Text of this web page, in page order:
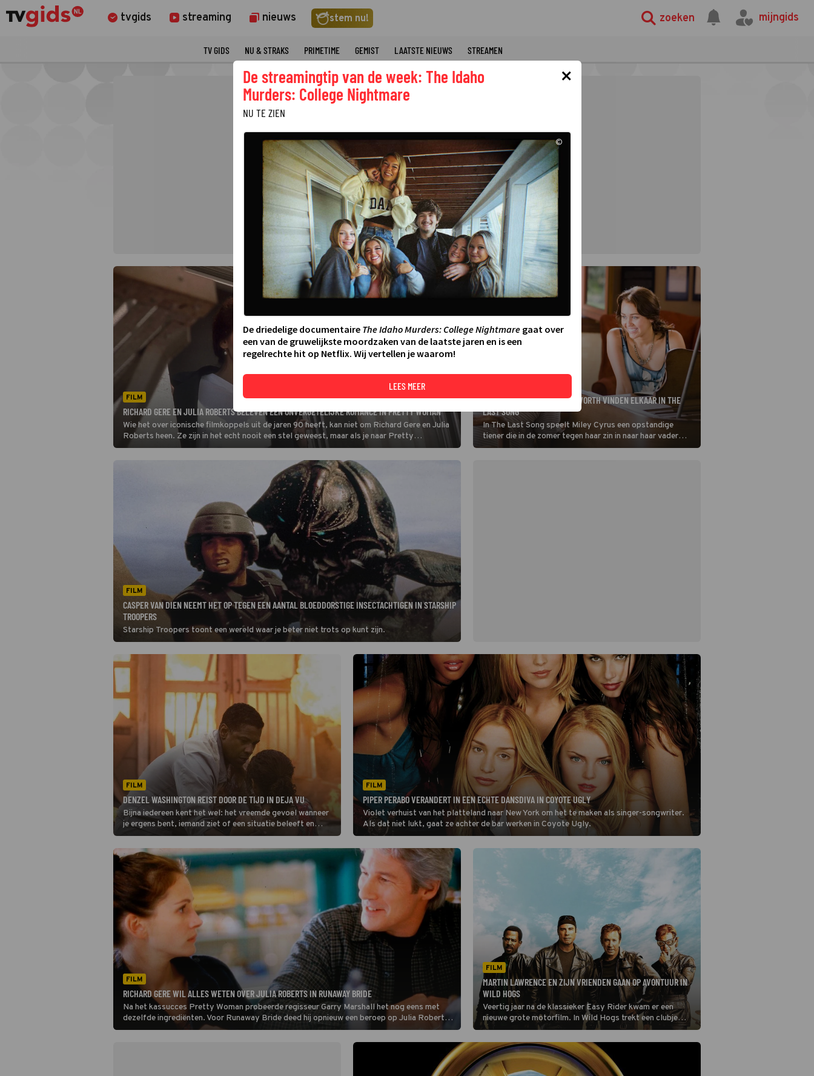
tvgids streaming nieuws stem nu! zoeken mijngids
TV GIDS NU & STRAKS PRIMETIME GEMIST LAATSTE NIEUWS STREAMEN
FILM
RICHARD GERE EN JULIA ROBERTS BELEVEN EEN ONVERGETELIJKE ROMANCE IN PRETTY WOMAN
Wie het over iconische filmkoppels uit de jaren 90 heeft, kan niet om Richard Gere en Julia
Roberts heen. Ze zijn in het echt nooit een stel geweest, maar als je naar Pretty
Woman kijkt, zou je bijna zeggen van wel.
MILEY CYRUS EN LIAM HEMSWORTH VINDEN ELKAAR IN THE
LAST SONG
In The Last Song speelt Miley Cyrus een opstandige
tiener die in de zomer tegen haar zin in naar haar vader
wordt gestuurd. Tijdens de opnames leerde de tienerster
FILM
CASPER VAN DIEN NEEMT HET OP TEGEN EEN AANTAL BLOEDDORSTIGE INSECTACHTIGEN IN STARSHIP
TROOPERS
Starship Troopers toont een wereld waar je beter niet trots op kunt zijn.
FILM
DENZEL WASHINGTON REIST DOOR DE TIJD IN DEJA VU
Bijna iedereen kent het wel: het vreemde gevoel wanneer
je ergens bent, iemand ziet of een situatie beleeft en
denkt het eerder meegemaakt of gezien te hebben. Wat
als deze gevoelens waarschuwingen uit het verleden zijn?
Of puzzelstukjes voor de toekomst? Je ziet het in Deja
Vu.
FILM
PIPER PERABO VERANDERT IN EEN ECHTE DANSDIVA IN COYOTE UGLY
Violet verhuist van het platteland naar New York om het te maken als singer-songwriter.
Als dat niet lukt, gaat ze achter de bar werken in Coyote Ugly.
FILM
RICHARD GERE WIL ALLES WETEN OVER JULIA ROBERTS IN RUNAWAY BRIDE
Na het kassucces Pretty Woman probeerde regisseur Garry Marshall het nog eens met
dezelfde ingrediënten. Voor Runaway Bride deed hij opnieuw een beroep op Julia Roberts
en Richard Gere.
FILM
MARTIN LAWRENCE EN ZIJN VRIENDEN GAAN OP AVONTUUR IN
WILD HOGS
Veertig jaar na de klassieker Easy Rider kwam er een
nieuwe grote motorfilm. In Wild Hogs trekt een clubje
stadsmannen op de motor door de Verenigde Staten.
×
De streamingtip van de week: The Idaho
Murders: College Nightmare
NU TE ZIEN
©
De driedelige documentaire The Idaho Murders: College Nightmaregaat over
een van de gruwelijkste moordzaken van de laatste jaren en is een
regelrechte hit op Netflix. Wij vertellen je waarom!
LEES MEER